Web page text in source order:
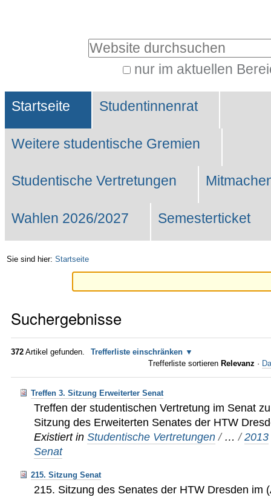
Website durchsuchen
nur im aktuellen
Suche…
Sektionen
Startseite Studentinnenrat
Weitere studentische Gremien
Studentische Vertretungen
Wahlen 2026/2027 Semesterticket
Sie sind hier: Startseite
Suchergebnisse
372 Artikel gefunden.
Trefferliste einschränken
Trefferliste sortieren Relevanz ·
Treffen 3. Sitzung Erweiterter Senat
Treffen der studentischen Vertretung im Senat
Sitzung des Erweiterten Senates der HTW
Existiert in Studentische Vertretungen / …/2013
Senat
215. Sitzung Senat
215. Sitzung des Senates der HTW Dresden im